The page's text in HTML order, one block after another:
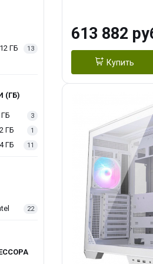
ГБ 13
(ГБ)
ГБ 3
ГБ 1
ГБ 11
22
Turbo/ 960 ГБ
613 882
Купить